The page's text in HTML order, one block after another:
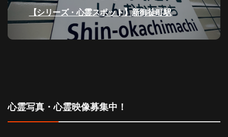
ナ
ビ
シ
ョ
過
去
【シリーズ・心霊スポット】新御徒町駅
心霊写真・心霊映像募集中！